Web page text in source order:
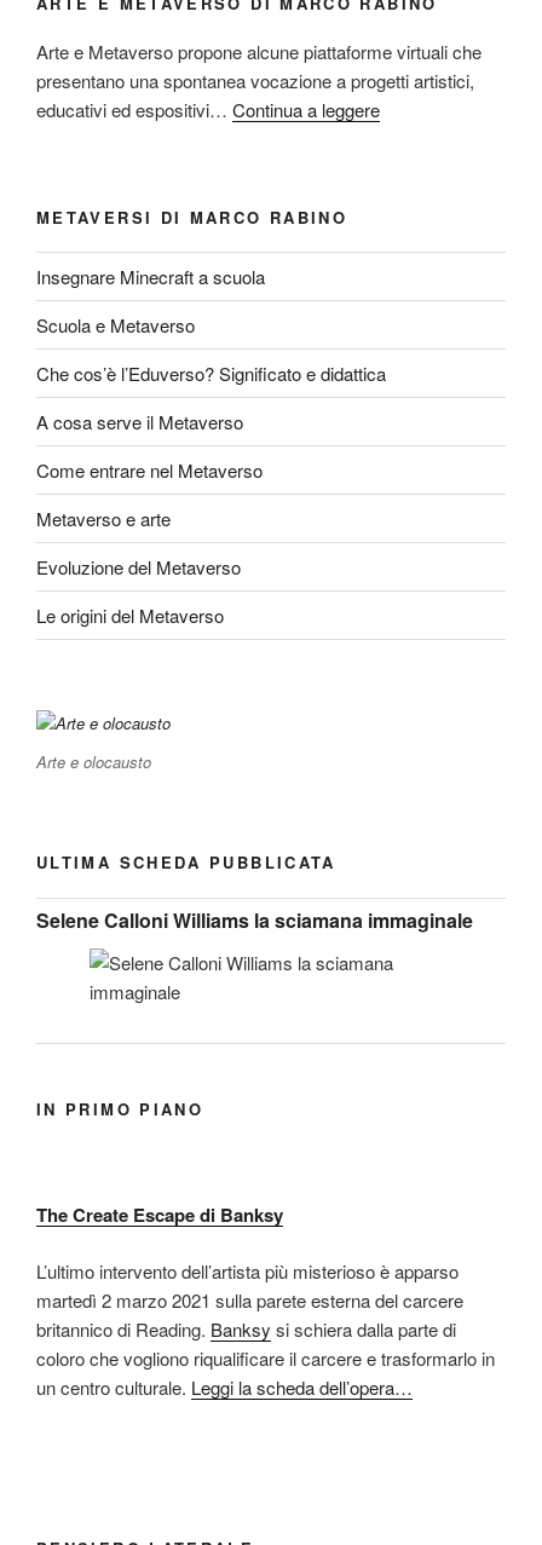
Arte e Metaverso propone alcune piattaforme virtuali che
presentano una spontanea vocazione a progetti artistici,
educativi ed espositivi… Continua a leggere
METAVERSI DI MARCO RABINO
Insegnare Minecraft a scuola
Scuola e Metaverso
Che cos’è l’Eduverso? Significato e didattica
A cosa serve il Metaverso
Come entrare nel Metaverso
Metaverso e arte
Evoluzione del Metaverso
Le origini del Metaverso
Arte e olocausto
ULTIMA SCHEDA PUBBLICATA
Selene Calloni Williams la sciamana immaginale
IN PRIMO PIANO
The Create Escape di Banksy
L’ultimo intervento dell’artista più misterioso è apparso
martedì 2 marzo 2021 sulla parete esterna del carcere
britannico di Reading. Banksy si schiera dalla parte di
coloro che vogliono riqualificare il carcere e trasformarlo in
un centro culturale. Leggi la scheda dell’opera…